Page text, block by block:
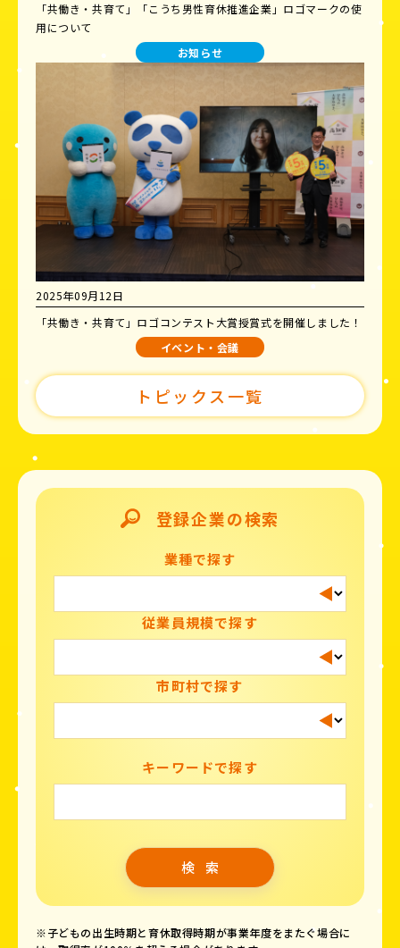
「共働き・共育て」「こうち男性育休推進企業」ロゴマークの使
用について
お知らせ
2025年09月12日
「共働き・共育て」ロゴコンテスト大賞授賞式を開催しました！
イベント・会議
トピックス一覧
登録企業の検索
業種で探す
従業員規模で探す
市町村で探す
キーワードで探す
※子どもの出生時期と育休取得時期が事業年度をまたぐ場合に